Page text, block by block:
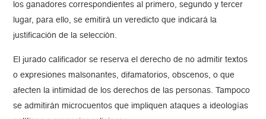
los ganadores correspondientes al primero, segundo y tercer
lugar, para ello, se emitirá un veredicto que indicará la
justificación de la selección.
El jurado calificador se reserva el derecho de no admitir textos
o expresiones malsonantes, difamatorios, obscenos, o que
afecten la intimidad de los derechos de las personas. Tampoco
se admitirán microcuentos que impliquen ataques a ideologías